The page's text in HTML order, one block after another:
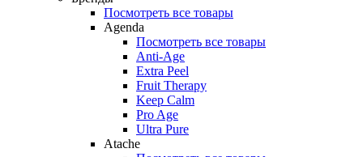
Посмотреть все товары
Agenda
Посмотреть все товары
Anti‑Age
Extra Peel
Fruit Therapy
Keep Calm
Pro Age
Ultra Pure
Atache